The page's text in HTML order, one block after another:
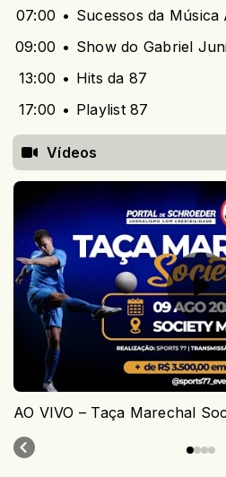
07:00
Sucessos da Música
09:00
Show do Gabriel
13:00
Hits da 87
17:00
Playlist 87
Vídeos